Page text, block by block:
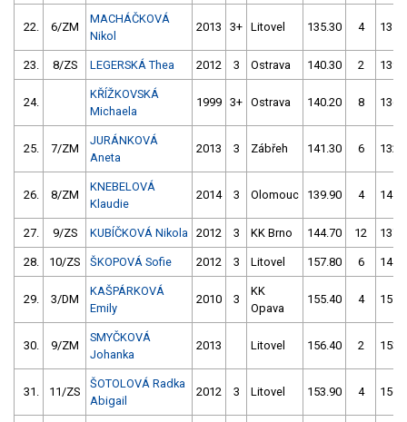
22. 6/ZM
MACHÁČKOVÁ
Nikol
2013 3+ Litovel 135.30 4
23. 8/ZS LEGERSKÁ Thea 2012 3 Ostrava 140.30 2
24.
KŘÍŽKOVSKÁ
Michaela
1999 3+ Ostrava 140.20 8
25. 7/ZM
JURÁNKOVÁ
Aneta
2013 3 Zábřeh 141.30 6
26. 8/ZM
KNEBELOVÁ
Klaudie
2014 3 Olomouc 139.90 4
27. 9/ZS KUBÍČKOVÁ Nikola 2012 3 KK Brno 144.70 12
28. 10/ZS ŠKOPOVÁ Sofie 2012 3 Litovel 157.80 6
29. 3/DM
KAŠPÁRKOVÁ
Emily
2010 3
KK
Opava
155.40 4
30. 9/ZM
SMYČKOVÁ
Johanka
2013 Litovel 156.40 2
31. 11/ZS
ŠOTOLOVÁ Radka
Abigail
2012 3 Litovel 153.90 4